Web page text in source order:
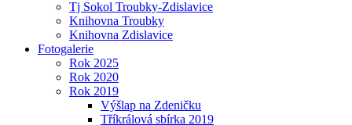
Tj Sokol Troubky-Zdislavice
Knihovna Troubky
Knihovna Zdislavice
Fotogalerie
Rok 2025
Rok 2020
Rok 2019
Výšlap na Zdeničku
Tříkrálová sbírka 2019